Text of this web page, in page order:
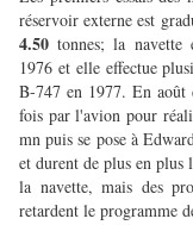
réservoir externe est
4.50 tonnes; la navette
1976 et elle effectue
B-747 en 1977. En août
fois par l'avion pour
mn puis se pose à
et durent de plus en
la navette, mais des
retardent le programme